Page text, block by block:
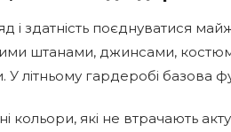
і здатність поєднуватися
штанами, джинсами,
літньому гардеробі базова
які не втрачають